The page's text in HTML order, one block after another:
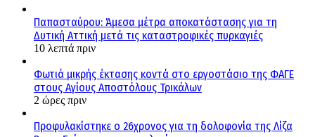
Παπασταύρου: Άμεσα μέτρα αποκατάστασης για τη
Δυτική Αττική μετά τις καταστροφικές πυρκαγιές
10 λεπτά πριν
Φωτιά μικρής έκτασης κοντά στο εργοστάσιο της ΦΑΓΕ
στους Αγίους Αποστόλους Τρικάλων
2 ώρες πριν
Προφυλακίστηκε ο 26χρονος για τη δολοφονία της Λίζα